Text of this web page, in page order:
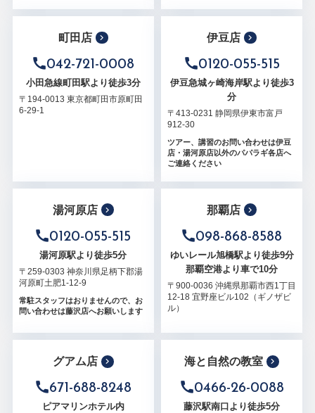
町田店
042-721-0008
小田急線町田駅より徒歩3分
〒194-0013 東京都町田市原町田
6-29-1
伊豆店
0120-055-515
伊豆急城ヶ崎海岸駅より徒歩3
分
〒413-0231 静岡県伊東市富戸
912-30
ツアー、講習のお問い合わせは伊豆
店・湯河原店以外のパパラギ各店へ
ご連絡ください
湯河原店
0120-055-515
湯河原駅より徒歩5分
〒259-0303 神奈川県足柄下郡湯
河原町土肥1-12-9
常駐スタッフはおりませんので、お
問い合わせは藤沢店へお願いします
那覇店
098-868-8588
ゆいレール旭橋駅より徒歩9分
那覇空港より車で10分
〒900-0036 沖縄県那覇市西1丁目
12-18 宜野座ビル102（ギノザビ
ル）
グアム店
671-688-8248
ピアマリンホテル内
海と自然の教室
0466-26-0088
藤沢駅南口より徒歩5分